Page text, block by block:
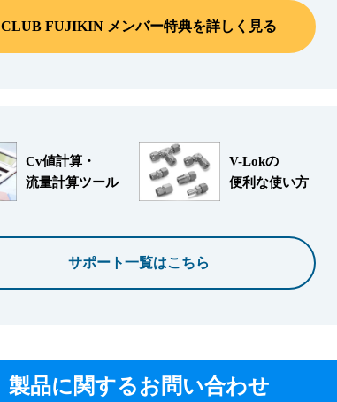
CLUB FUJIKIN メンバー特典を詳しく見る
Cv値計算・
流量計算ツール
V-Lokの
便利な使い方
サポート一覧はこちら
製品に関するお問い合わせ